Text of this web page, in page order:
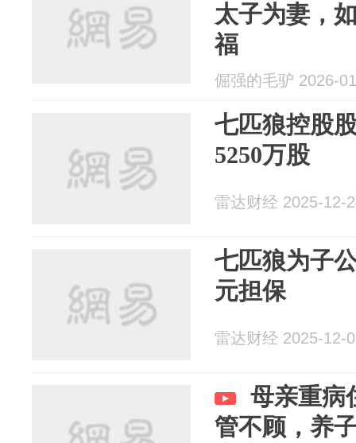
太子为妻，
福
倔强的毛驴 2026-
七匹狼控股
5250万股
雷达财经 2025-12-
七匹狼为子
元担保
雷达财经 2025-12-
母亲重病
管不顾，养